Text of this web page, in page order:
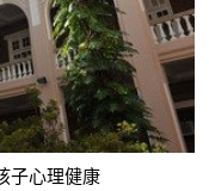
子心理健康